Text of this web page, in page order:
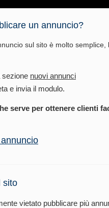
un annuncio?
sul sito è molto semplice,
sezione nuovi annunci
e invia il modulo.
serve per ottenere clienti
sito
vietato pubblicare più